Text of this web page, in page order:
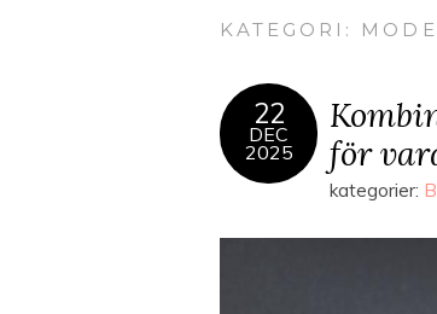
KATEGORI: MODE
22
DEC
2025
för
kategorier: